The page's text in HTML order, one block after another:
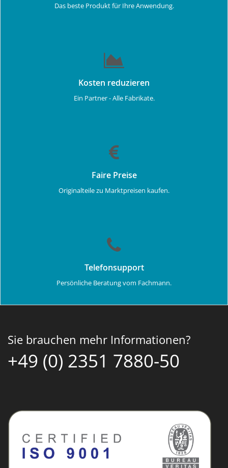
Das beste Produkt für Ihre Anwendung.
Kosten reduzieren
Ein Partner - Alle Fabrikate.
Faire Preise
Originalteile zu Marktpreisen kaufen.
Telefonsupport
Persönliche Beratung vom Fachmann.
Sie brauchen mehr Informationen?
+49 (0) 2351 7880-50